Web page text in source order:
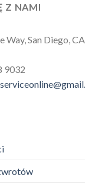
Z NAMI
Way, San Diego,
9032